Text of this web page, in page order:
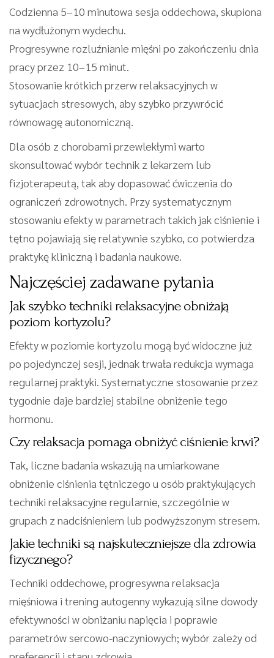
Codzienna 5–10 minutowa sesja oddechowa, skupiona
na wydłużonym wydechu.
Progresywne rozluźnianie mięśni po zakończeniu dnia
pracy przez 10–15 minut.
Stosowanie krótkich przerw relaksacyjnych w
sytuacjach stresowych, aby szybko przywrócić
równowagę autonomiczną.
Dla osób z chorobami przewlekłymi warto
skonsultować wybór technik z lekarzem lub
fizjoterapeutą, tak aby dopasować ćwiczenia do
ograniczeń zdrowotnych. Przy systematycznym
stosowaniu efekty w parametrach takich jak ciśnienie i
tętno pojawiają się relatywnie szybko, co potwierdza
praktykę kliniczną i badania naukowe.
Najczęściej zadawane pytania
Jak szybko techniki relaksacyjne obniżają
poziom kortyzolu?
Efekty w poziomie kortyzolu mogą być widoczne już
po pojedynczej sesji, jednak trwała redukcja wymaga
regularnej praktyki. Systematyczne stosowanie przez
tygodnie daje bardziej stabilne obniżenie tego
hormonu.
Czy relaksacja pomaga obniżyć ciśnienie krwi?
Tak, liczne badania wskazują na umiarkowane
obniżenie ciśnienia tętniczego u osób praktykujących
techniki relaksacyjne regularnie, szczególnie w
grupach z nadciśnieniem lub podwyższonym stresem.
Jakie techniki są najskuteczniejsze dla zdrowia
fizycznego?
Techniki oddechowe, progresywna relaksacja
mięśniowa i trening autogenny wykazują silne dowody
efektywności w obniżaniu napięcia i poprawie
parametrów sercowo-naczyniowych; wybór zależy od